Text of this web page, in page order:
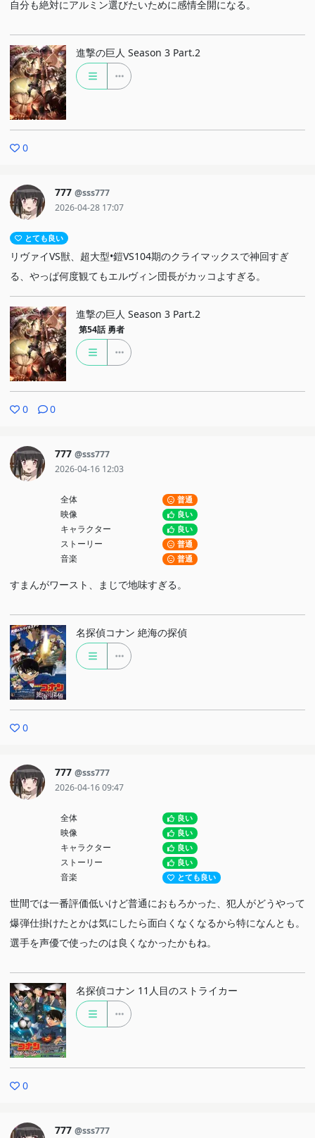
自分も絶対にアルミン選びたいために感情全開になる。
進撃の巨人 Season 3 Part.2
0
777 @sss777
2026-04-28 17:07
とても良い
リヴァイVS獣、超大型•鎧VS104期のクライマックスで神回すぎ
る、やっぱ何度観てもエルヴィン団長がカッコよすぎる。
進撃の巨人 Season 3 Part.2
第54話 勇者
0 0
777 @sss777
2026-04-16 12:03
全体 普通
映像 良い
キャラクター 良い
ストーリー 普通
音楽 普通
すまんがワースト、まじで地味すぎる。
名探偵コナン 絶海の探偵
0
777 @sss777
2026-04-16 09:47
全体 良い
映像 良い
キャラクター 良い
ストーリー 良い
音楽 とても良い
世間では一番評価低いけど普通におもろかった、犯人がどうやって
爆弾仕掛けたとかは気にしたら面白くなくなるから特になんとも。
選手を声優で使ったのは良くなかったかもね。
名探偵コナン 11人目のストライカー
0
777 @sss777